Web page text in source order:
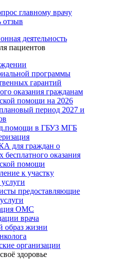
главному врачу
отзыв
деятельность
пациентов
программы
гарантий
оказания гражданам
помощи на 2026
период 2027 и
в ГБУЗ МГБ
для граждан о
бесплатного оказания
помощи
к участку
предоставляющие
ОМС
врача
образ жизни
организации
здоровье